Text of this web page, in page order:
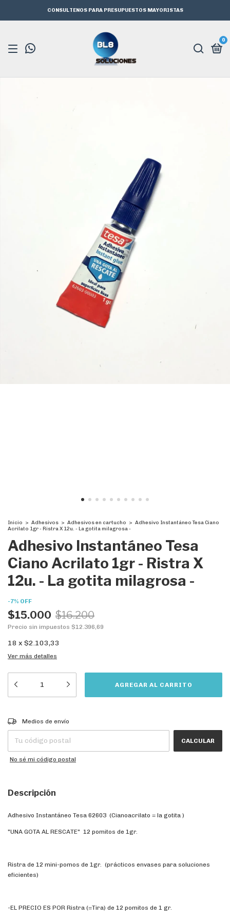
CONSULTENOS PARA PRESUPUESTOS MAYORISTAS
0
Inicio > Adhesivos > Adhesivos en cartucho > Adhesivo Instantáneo Tesa Ciano
Acrilato 1gr - Ristra X 12u. - La gotita milagrosa -
Adhesivo Instantáneo Tesa
Ciano Acrilato 1gr - Ristra X
12u. - La gotita milagrosa -
-7% OFF
$15.000 $16.200
Precio sin impuestos $12.396,69
18 x $2.103,33
Ver más detalles
Entregas para el CP:
Medios de envío
CALCULAR
No sé mi código postal
Descripción
Adhesivo Instantáneo Tesa 62603 (Cianoacrilato = la gotita )
"UNA GOTA AL RESCATE" 12 pomitos de 1gr.
Ristra de 12 mini-pomos de 1gr. (prácticos envases para soluciones
eficientes)
-EL PRECIO ES POR Ristra (=Tira) de 12 pomitos de 1 gr.